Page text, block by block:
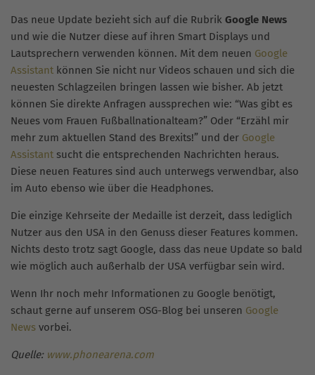
Das neue Update bezieht sich auf die Rubrik Google News
und wie die Nutzer diese auf ihren Smart Displays und
Lautsprechern verwenden können. Mit dem neuen Google
Assistant können Sie nicht nur Videos schauen und sich die
neuesten Schlagzeilen bringen lassen wie bisher. Ab jetzt
können Sie direkte Anfragen aussprechen wie: “Was gibt es
Neues vom Frauen Fußballnationalteam?” Oder “Erzähl mir
mehr zum aktuellen Stand des Brexits!” und der Google
Assistant sucht die entsprechenden Nachrichten heraus.
Diese neuen Features sind auch unterwegs verwendbar, also
im Auto ebenso wie über die Headphones.
Die einzige Kehrseite der Medaille ist derzeit, dass lediglich
Nutzer aus den USA in den Genuss dieser Features kommen.
Nichts desto trotz sagt Google, dass das neue Update so bald
wie möglich auch außerhalb der USA verfügbar sein wird.
Wenn Ihr noch mehr Informationen zu Google benötigt,
schaut gerne auf unserem OSG-Blog bei unseren Google
News vorbei.
Quelle: www.phonearena.com